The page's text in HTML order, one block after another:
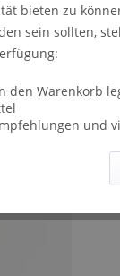
bieten zu
sein sollten,
den Warenkorb
und